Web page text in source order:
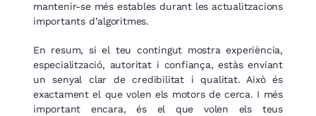
mantenir-se més estables durant les actualitzacions
importants d’algoritmes.
En resum, si el teu contingut mostra experiència,
especialització, autoritat i confiança, estàs enviant
un senyal clar de credibilitat i qualitat. Això és
exactament el que volen els motors de cerca. I més
important encara, és el que volen els teus